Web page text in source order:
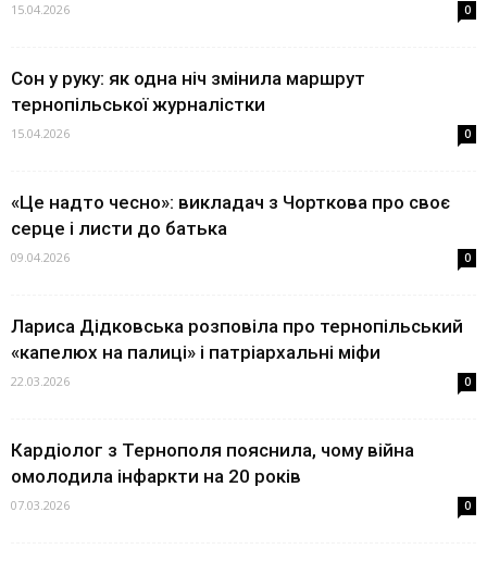
15.04.2026 0
Сон у руку: як одна ніч змінила маршрут
тернопільської журналістки
15.04.2026 0
«Це надто чесно»: викладач з Чорткова про своє
серце і листи до батька
09.04.2026 0
Лариса Дідковська розповіла про тернопільський
«капелюх на палиці» і патріархальні міфи
22.03.2026 0
Кардіолог з Тернополя пояснила, чому війна
омолодила інфаркти на 20 років
07.03.2026 0